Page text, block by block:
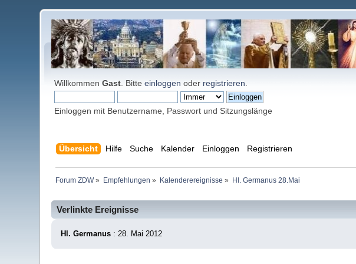
WillkommenGast . Bitteeinloggen oder registrieren
Einloggen mit Benutzername, Passwort und Sitzungslänge
Übersicht Hilfe Suche Kalender Einloggen Registrieren
Forum ZDW» Empfehlungen » Kalenderereignisse » Hl. Germanus 28.Mai
Verlinkte Ereignisse
Hl. Germanus : 28. Mai 2012